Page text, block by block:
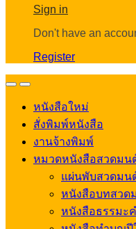
Sign in
Don't have an
Register
OpenClose
หนังสือใหม่
สั่งพิมพ์หนังสือ
งานจ้างพิมพ์
หมวดหนังสือสวดมน
แผ่นพับสวดมน
หนังสือบทสวด
หนังสือธรรมะ